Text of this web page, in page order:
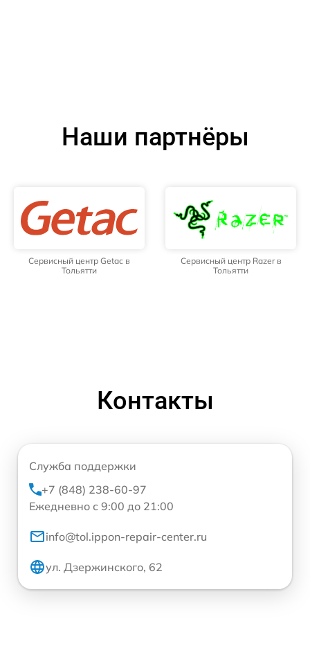
Наши партнёры
Сервисный центр Getac в
Тольятти
Сервисный центр Razer в
Тольятти
Контакты
Служба поддержки
+7 (848) 238-60-97
Ежедневно с 9:00 до 21:00
info@tol.ippon-repair-center.ru
ул. Дзержинского, 62